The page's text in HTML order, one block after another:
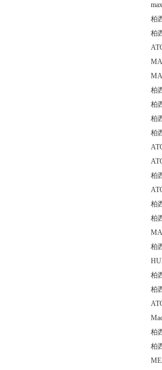
柏
柏
柏
柏
柏
柏
柏
柏
柏
柏
柏